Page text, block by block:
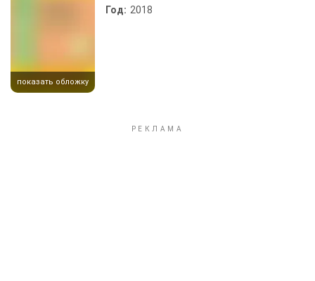
показать обложку
Год: 2018